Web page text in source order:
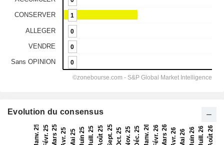
Evolution du consensus